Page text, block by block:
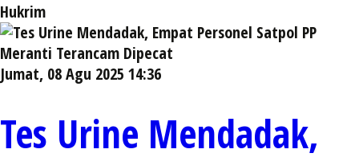
Hukrim
Jumat, 08 Agu 2025 14:36
Tes Urine Mendadak,